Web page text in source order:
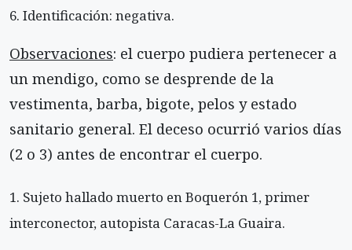
Identificación: negativa.
Observaciones: el cuerpo pudiera pertenecer a
un mendigo, como se desprende de la
vestimenta, barba, bigote, pelos y estado
sanitario general. El deceso ocurrió varios días
(2 o 3) antes de encontrar el cuerpo.
Sujeto hallado muerto en Boquerón 1, primer
interconector, autopista Caracas-La Guaira.